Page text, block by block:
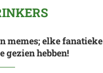
memes; elke
gezien hebben!